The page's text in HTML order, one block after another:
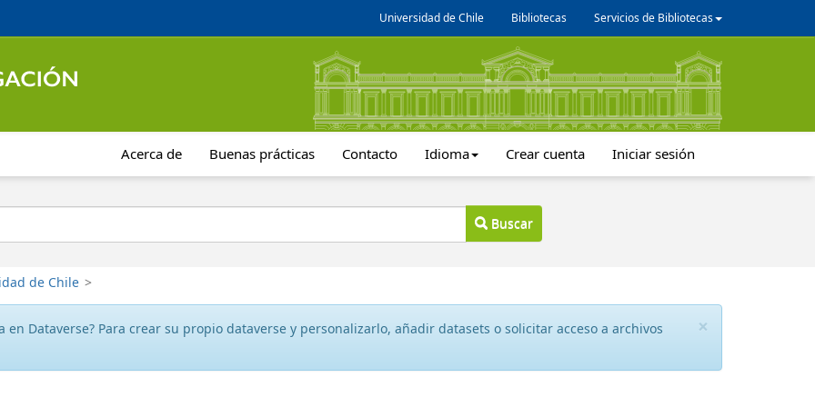
Universidad de Chile Bibliotecas Servicios de Bibliotecas
Acerca de Buenas prácticas Contacto Idioma Crear cuenta Iniciar sesión
Buscar
de Chile >
×
en Dataverse? Para crear su propio dataverse y personalizarlo, añadir datasets o solicitar acceso a archivos